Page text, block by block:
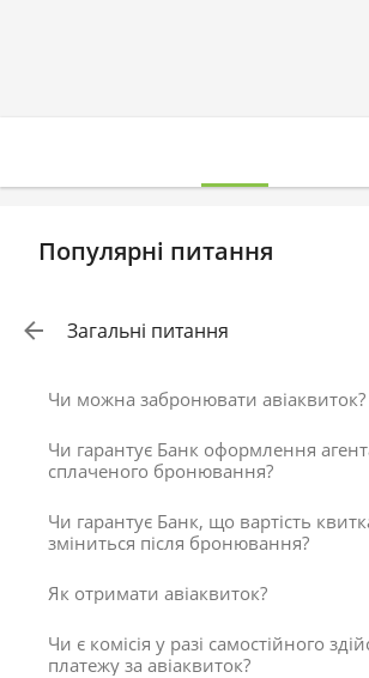
Популярні питання
Загальні питання
Чи можна забронювати авіаквиток?
Чи гарантує Банк оформлення
сплаченого бронювання?
Чи гарантує Банк, що вартість
зміниться після бронювання?
Як отримати авіаквиток?
Чи є комісія у разі самостійного
платежу за авіаквиток?